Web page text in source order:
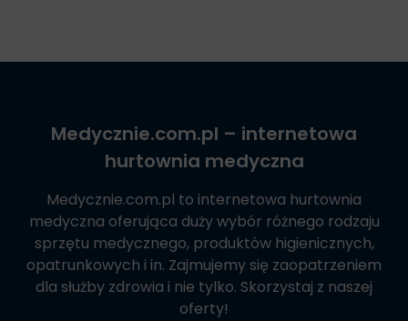
Medycznie.com.pl – internetowa
hurtownia medyczna
Medycznie.com.pl to internetowa hurtownia
medyczna oferująca duży wybór różnego rodzaju
sprzętu medycznego, produktów higienicznych,
opatrunkowych i in. Zajmujemy się zaopatrzeniem
dla służby zdrowia i nie tylko. Skorzystaj z naszej
oferty!